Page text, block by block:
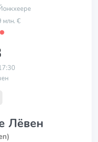
млн. €
⬤
Лёвен